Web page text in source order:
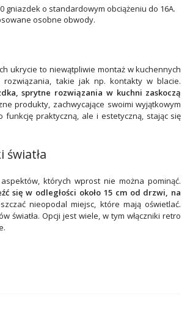
gniazdek o standardowym obciążeniu do 16A.
osobne obwody.
ukrycie to niewątpliwie montaż w kuchennych
rozwiązania, takie jak np. kontakty w blacie.
sprytne rozwiązania w kuchni zaskoczą
produkty, zachwycające swoimi wyjątkowym
funkcję praktyczną, ale i estetyczną, stając się
światła
których wprost nie można pominąć.
się w odległości około 15 cm od drzwi, na
nieopodal miejsc, które mają oświetlać.
światła. Opcji jest wiele, w tymwłączniki retro